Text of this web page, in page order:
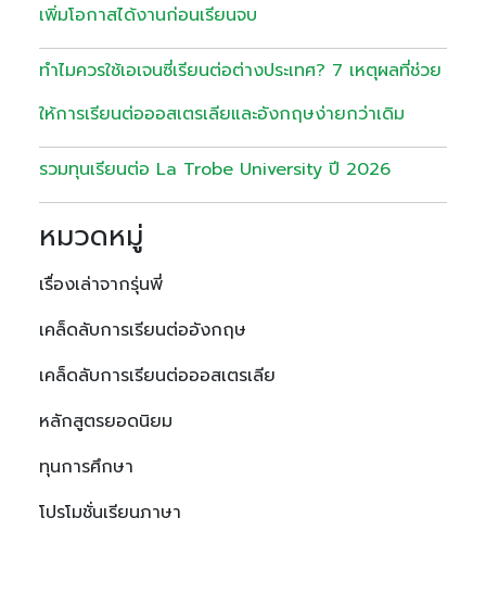
เพิ่มโอกาสได้งานก่อนเรียนจบ
ทำไมควรใช้เอเจนซี่เรียนต่อต่างประเทศ? 7 เหตุผลที่ช่วย
ให้การเรียนต่อออสเตรเลียและอังกฤษง่ายกว่าเดิม
รวมทุนเรียนต่อ La Trobe University ปี 2026
หมวดหมู่
เรื่องเล่าจากรุ่นพี่
เคล็ดลับการเรียนต่ออังกฤษ
เคล็ดลับการเรียนต่อออสเตรเลีย
หลักสูตรยอดนิยม
ทุนการศึกษา
โปรโมชั่นเรียนภาษา